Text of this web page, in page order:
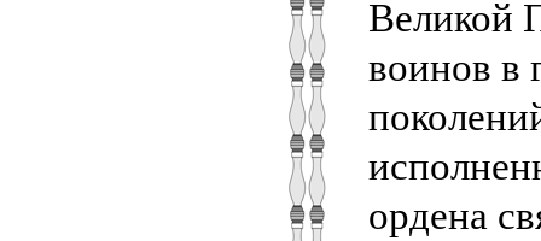
Великой
воинов в
ордена